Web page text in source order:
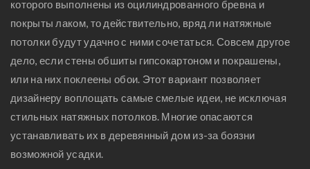
которого выполнены из оцилиндрованного бревна и
покрыты лаком, то действительно, вряд ли натяжные
потолки будут удачно с ними сочетаться. Совсем другое
дело, если стены обшиты гипсокартоном и покрашены,
или на них поклеены обои. Этот вариант позволяет
дизайнеру воплощать самые смелые идеи, не исключая
стильных натяжных потолков. Многие опасаются
устанавливать их в деревянный дом из-за боязни
возможной усадки.